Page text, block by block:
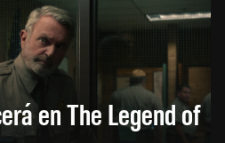
en The Legend of